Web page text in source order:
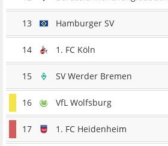
13 Hamburger SV
14 1. FC Köln
15 SV Werder Bremen
16 VfL Wolfsburg
17 1. FC Heidenheim